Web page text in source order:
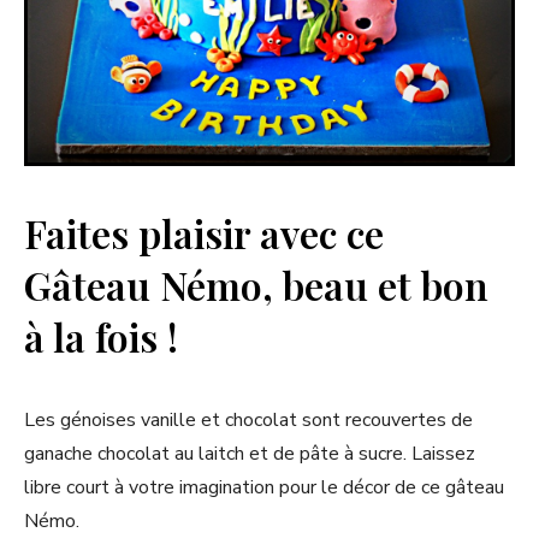
Faites plaisir avec ce
Gâteau Némo, beau et bon
à la fois !
Les génoises vanille et chocolat sont recouvertes de
ganache chocolat au laitch et de pâte à sucre. Laissez
libre court à votre imagination pour le décor de ce gâteau
Némo.